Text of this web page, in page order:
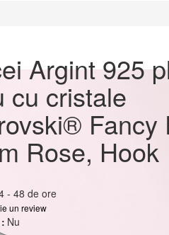
cu
Argint 925
cu cristale
Fancy
Rose, Hook
- 48 de ore
un review
Nu